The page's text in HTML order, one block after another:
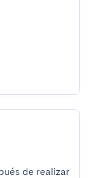
de realizar